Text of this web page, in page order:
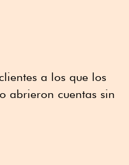
a los que los
abrieron cuentas sin